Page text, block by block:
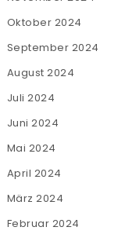
Oktober 2024
September 2024
August 2024
Juli 2024
Juni 2024
Mai 2024
April 2024
März 2024
Februar 2024